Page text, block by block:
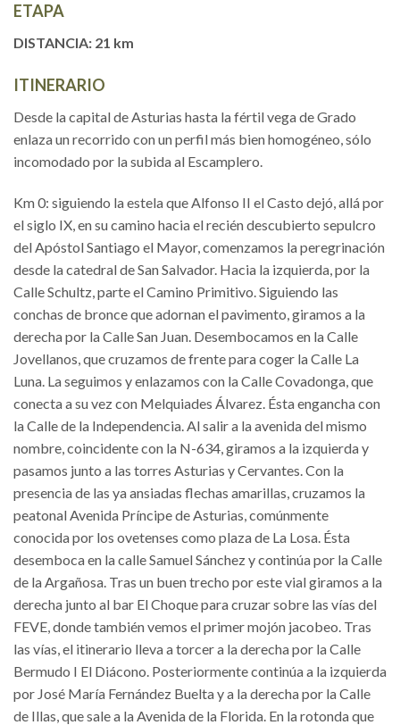
ETAPA
DISTANCIA: 21 km
ITINERARIO
Desde la capital de Asturias hasta la fértil vega de Grado
enlaza un recorrido con un perfil más bien homogéneo, sólo
incomodado por la subida al Escamplero.
Km 0: siguiendo la estela que Alfonso II el Casto dejó, allá por
el siglo IX, en su camino hacia el recién descubierto sepulcro
del Apóstol Santiago el Mayor, comenzamos la peregrinación
desde la catedral de San Salvador. Hacia la izquierda, por la
Calle Schultz, parte el Camino Primitivo. Siguiendo las
conchas de bronce que adornan el pavimento, giramos a la
derecha por la Calle San Juan. Desembocamos en la Calle
Jovellanos, que cruzamos de frente para coger la Calle La
Luna. La seguimos y enlazamos con la Calle Covadonga, que
conecta a su vez con Melquiades Álvarez. Ésta engancha con
la Calle de la Independencia. Al salir a la avenida del mismo
nombre, coincidente con la N-634, giramos a la izquierda y
pasamos junto a las torres Asturias y Cervantes. Con la
presencia de las ya ansiadas flechas amarillas, cruzamos la
peatonal Avenida Príncipe de Asturias, comúnmente
conocida por los ovetenses como plaza de La Losa. Ésta
desemboca en la calle Samuel Sánchez y continúa por la Calle
de la Argañosa. Tras un buen trecho por este vial giramos a la
derecha junto al bar El Choque para cruzar sobre las vías del
FEVE, donde también vemos el primer mojón jacobeo. Tras
las vías, el itinerario lleva a torcer a la derecha por la Calle
Bermudo I El Diácono. Posteriormente continúa a la izquierda
por José María Fernández Buelta y a la derecha por la Calle
de Illas, que sale a la Avenida de la Florida. En la rotonda que